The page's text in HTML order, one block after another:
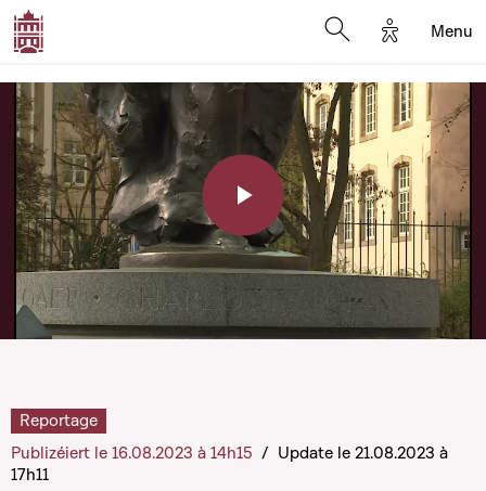
Options
Menu
Play
Video
Reportage
Publizéiert le 16.08.2023 à 14h15 / Update le 21.08.2023 à
17h11